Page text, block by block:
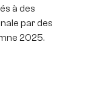
à des
par des
2025.